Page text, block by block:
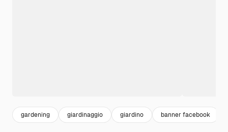
gardening giardinaggio giardino banner facebook